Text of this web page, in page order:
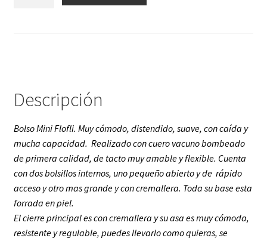
Descripción
Bolso Mini Flofli. Muy cómodo, distendido, suave, con caída y
mucha capacidad. Realizado con cuero vacuno bombeado
de primera calidad, de tacto muy amable y flexible. Cuenta
con dos bolsillos internos, uno pequeño abierto y de rápido
acceso y otro mas grande y con cremallera. Toda su base esta
forrada en piel.
El cierre principal es con cremallera y su asa es muy cómoda,
resistente y regulable, puedes llevarlo como quieras, se